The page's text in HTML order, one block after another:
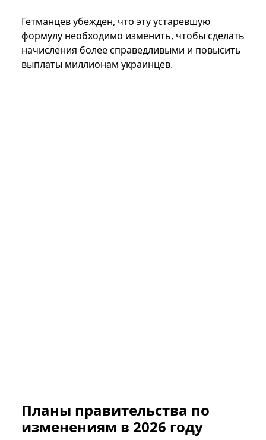
Гетманцев убежден, что эту устаревшую
формулу необходимо изменить, чтобы сделать
начисления более справедливыми и повысить
выплаты миллионам украинцев.
Планы правительства по
изменениям в 2026 году